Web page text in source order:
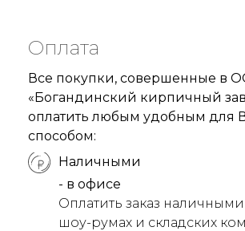
Оплата
Все покупки, совершенные в
«Богандинский кирпичный
оплатить любым удобным для
способом:
Наличными
- в офисе
Оплатить заказ
шоу-румах и складских